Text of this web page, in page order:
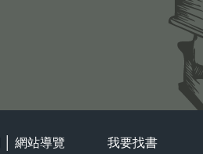
網站導覽 我要找書